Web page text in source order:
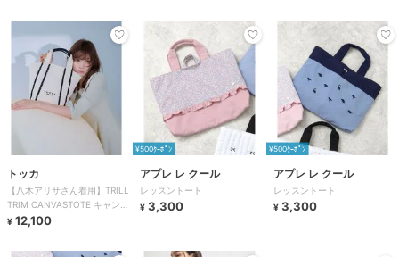
トッカ
【八木アリサさん着用】TRILL
TRIM CANVASTOTE キャンバ
ストートバッグ
¥ 12,100
¥500ｸｰﾎﾟﾝ
アプレ レ クール
レッスントート
¥ 3,300
¥500ｸｰﾎﾟﾝ
アプレ レ クール
レッスントート
¥ 3,300